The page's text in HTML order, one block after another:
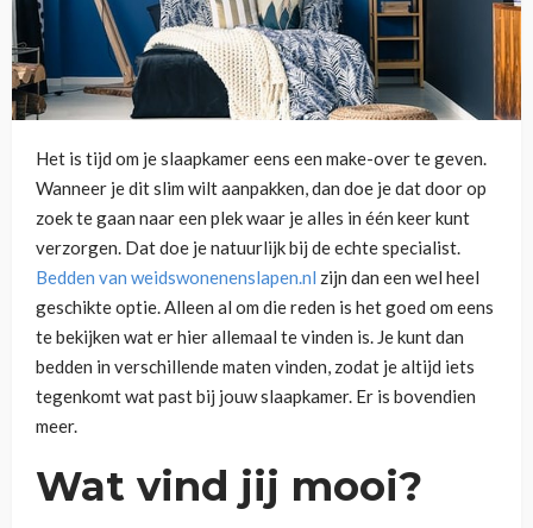
Het is tijd om je slaapkamer eens een make-over te geven.
Wanneer je dit slim wilt aanpakken, dan doe je dat door op
zoek te gaan naar een plek waar je alles in één keer kunt
verzorgen. Dat doe je natuurlijk bij de echte specialist.
Bedden van weidswonenenslapen.nl zijn dan een wel heel
geschikte optie. Alleen al om die reden is het goed om eens
te bekijken wat er hier allemaal te vinden is. Je kunt dan
bedden in verschillende maten vinden, zodat je altijd iets
tegenkomt wat past bij jouw slaapkamer. Er is bovendien
meer.
Wat vind jij mooi?